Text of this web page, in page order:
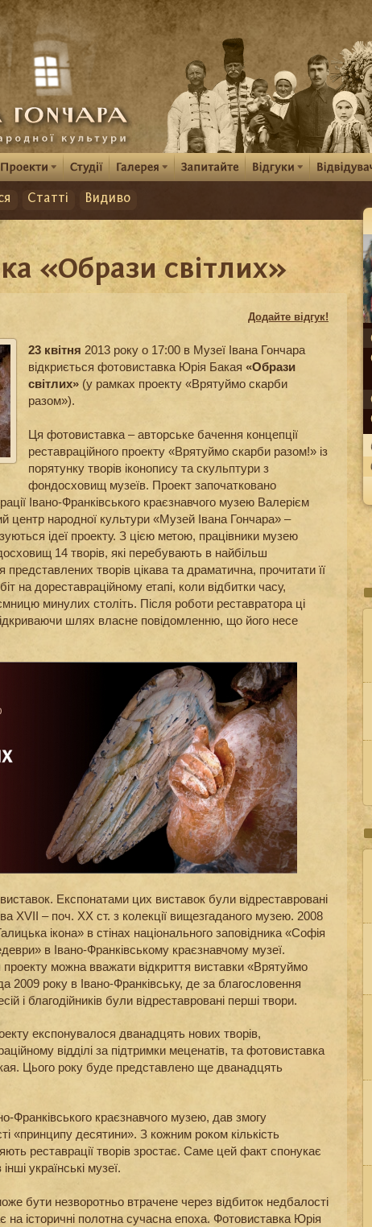
Статті Видиво
«Образи світлих»
Додайте відгук!
23 квітня 2013 року о 17:00 в Музеї Івана Гончара
відкриється фотовиставка Юрія Бакая «Образи
світлих» (у рамках проекту «Врятуймо скарби
разом»).
Ця фотовиставка – авторське бачення концепції
реставраційного проекту «Врятуймо скарби разом!» із
порятунку творів іконопису та скульптури з
фондосховищ музеїв. Проект започатковано
Івано-Франківського краєзнавчого музею Валерієм
центр народної культури «Музей Івана Гончара» –
ідеї проекту. З цією метою, працівники музею
14 творів, які перебувають в найбільш
представлених творів цікава та драматична, прочитати її
на дореставраційному етапі, коли відбитки часу,
минулих століть. Після роботи реставратора ці
шлях власне повідомленню, що його несе
Експонатами цих виставок були відреставровані
XVII – поч. ХХ ст. з колекції вищезгаданого музею. 2008
ікона» в стінах національного заповідника «Софія
в Івано-Франківському краєзнавчому музеї.
можна вважати відкриття виставки «Врятуймо
2009 року в Івано-Франківську, де за благословення
і благодійників були відреставровані перші твори.
експонувалося дванадцять нових творів,
відділі за підтримки меценатів, та фотовиставка
Цього року буде представлено ще дванадцять
Франківського краєзнавчого музею, дав змогу
«принципу десятини». З кожним роком кількість
реставрації творів зростає. Саме цей факт спонукає
українські музеї.
бути незворотньо втрачене через відбиток недбалості
на історичні полотна сучасна епоха. Фотовиставка Юрія